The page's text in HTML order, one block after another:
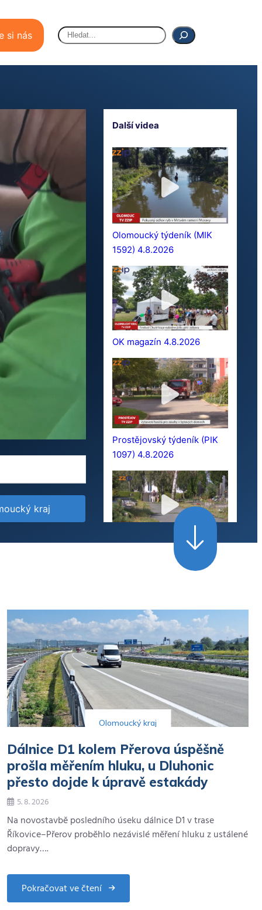
si nás Hledat
kraj
Další videa
Olomoucký týdeník (MIK
1592) 4.8.2026
OK magazín 4.8.2026
Prostějovský týdeník (PIK
1097) 4.8.2026
Olomoucký týdeník (MIK
1591 28.7.2026)
OK magazín 28.7.2026
Prostějovský týdeník (PIK
1096) 28.7.2026
1590) 21.7.2026
Olomoucký kraj
Dálnice D1 kolem Přerova úspěšně
prošla měřením hluku, u Dluhonic
přesto dojde k úpravě estakády
5. 8. 2026
Na novostavbě posledního úseku dálnice D1 v trase
Říkovice–Přerov proběhlo nezávislé měření hluku z ustálené
dopravy….
Pokračovat ve čtení
about
Dálnice